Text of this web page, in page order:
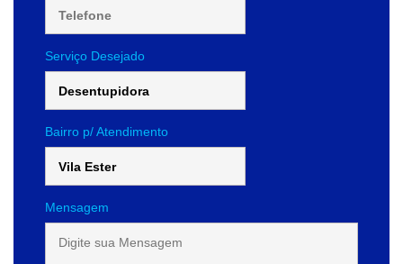
Serviço Desejado
Bairro p/ Atendimento
Mensagem